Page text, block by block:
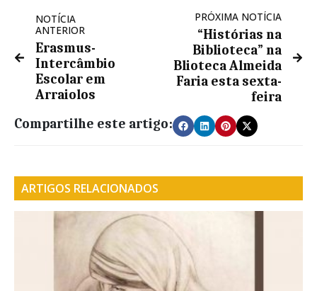
NOTÍCIA
ANTERIOR
Erasmus-
Intercâmbio
Escolar em
Arraiolos
PRÓXIMA NOTÍCIA
“Histórias na
Biblioteca” na
Blioteca Almeida
Faria esta sexta-
feira
Compartilhe este artigo:
ARTIGOS RELACIONADOS